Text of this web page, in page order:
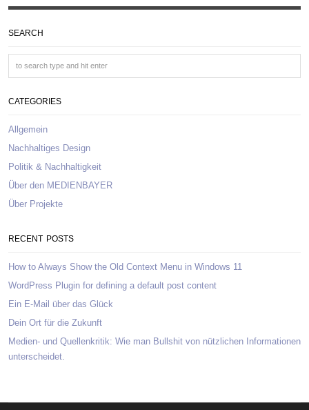
SEARCH
CATEGORIES
Allgemein
Nachhaltiges Design
Politik & Nachhaltigkeit
Über den MEDIENBAYER
Über Projekte
RECENT POSTS
How to Always Show the Old Context Menu in Windows 11
WordPress Plugin for defining a default post content
Ein E-Mail über das Glück
Dein Ort für die Zukunft
Medien- und Quellenkritik: Wie man Bullshit von nützlichen Informationen
unterscheidet.